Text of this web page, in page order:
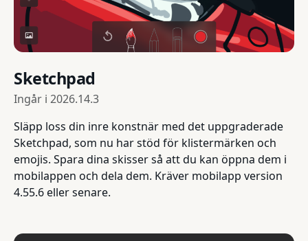
Sketchpad
Ingår i 2026.14.3
Släpp loss din inre konstnär med det uppgraderade
Sketchpad, som nu har stöd för klistermärken och
emojis. Spara dina skisser så att du kan öppna dem i
mobilappen och dela dem. Kräver mobilapp version
4.55.6 eller senare.